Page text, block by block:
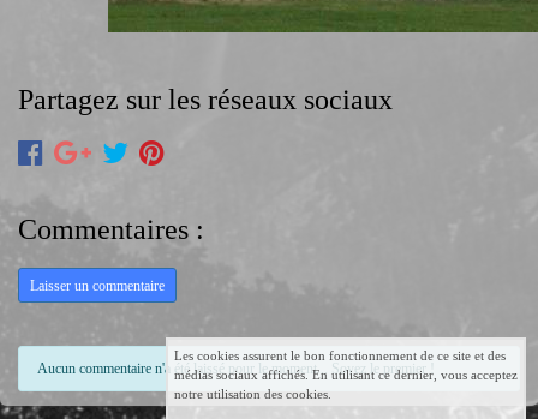
Partagez sur les réseaux sociaux
Commentaires :
Laisser un commentaire
Aucun commentaire n'a été laissé pour le moment... Soyez le premier !
Les cookies assurent le bon fonctionnement de ce site et des
médias sociaux affichés. En utilisant ce dernier, vous acceptez
notre utilisation des cookies.